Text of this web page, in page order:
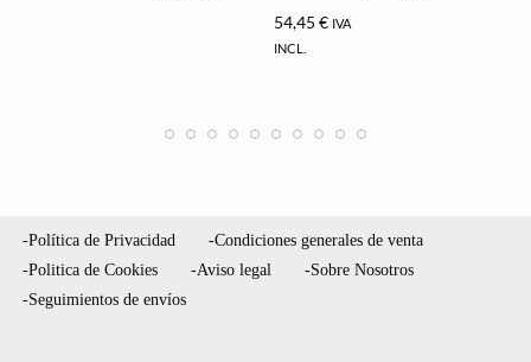
54,45€ IVA
INCL.
-Política de Privacidad
-Condiciones generales de venta
-Politica de Cookies
-Aviso legal
-Sobre Nosotros
-Seguimientos de envíos